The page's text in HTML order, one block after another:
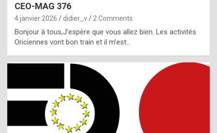
p
e
c
i
l
CEO-MAG 376
4 janvier 2026 didier_v 2 Comments
Bonjour à tous,J’espère que vous allez bien. Les activités
Oriciennes vont bon train et il m’est…